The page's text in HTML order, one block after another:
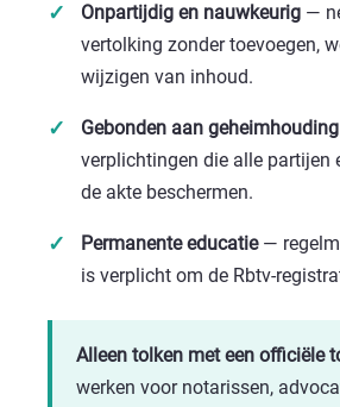
Onpartijdig en nauwkeurig —
vertolking zonder toevoegen,
wijzigen van inhoud.
Gebonden aan geheimhouding
verplichtingen die alle partijen
de akte beschermen.
Permanente educatie—
is verplicht om de Rbtv-
Alleen tolken met een officiële
werken voor notarissen,